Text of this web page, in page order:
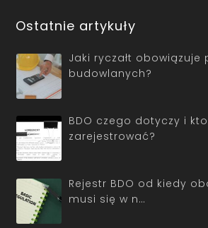
Ostatnie artykuły
Jaki ryczałt obowiązuje
budowlanych?
BDO czego dotyczy i
zarejestrować?
Rejestr BDO od kiedy
musi się w n…